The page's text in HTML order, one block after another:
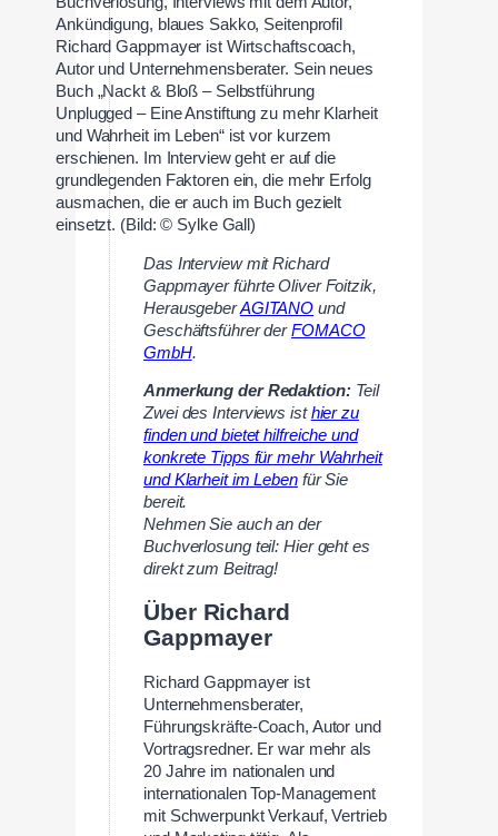
Richard Gappmayer ist Wirtschaftscoach,
Autor und Unternehmensberater. Sein neues
Buch „Nackt & Bloß – Selbstführung
Unplugged – Eine Anstiftung zu mehr Klarheit
und Wahrheit im Leben“ ist vor kurzem
erschienen. Im Interview geht er auf die
grundlegenden Faktoren ein, die mehr Erfolg
ausmachen, die er auch im Buch gezielt
einsetzt. (Bild: © Sylke Gall)
Das Interview mit Richard
Gappmayer führte Oliver Foitzik,
HerausgeberAGITANO und
Geschäftsführer derFOMACO
GmbH.
Anmerkung der Redaktion: Teil
Zwei des Interviews isthier zu
finden und bietet hilfreiche und
konkrete Tipps für mehr Wahrheit
und Klarheit im Lebenfür Sie
bereit.
Nehmen Sie auch an der
Buchverlosung teil: Hier geht es
direkt zum Beitrag!
Über Richard
Gappmayer
Richard Gappmayer ist
Unternehmensberater,
Führungskräfte-Coach, Autor und
Vortragsredner. Er war mehr als
20 Jahre im nationalen und
internationalen Top-Management
mit Schwerpunkt Verkauf, Vertrieb